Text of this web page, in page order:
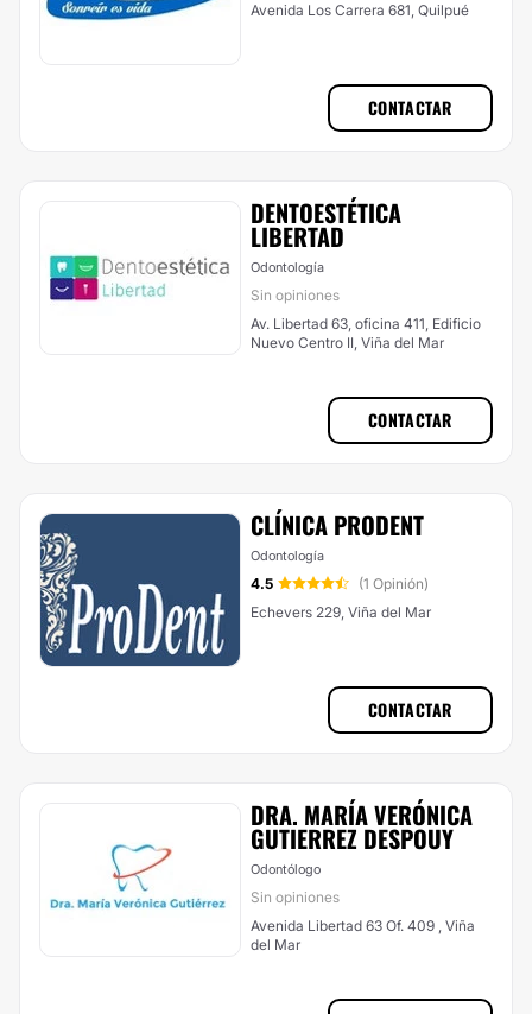
Avenida Los Carrera 681, Quilpué
CONTACTAR
DENTOESTÉTICA
LIBERTAD
Odontología
Sin opiniones
Av. Libertad 63, oficina 411, Edificio
Nuevo Centro II, Viña del Mar
CONTACTAR
CLÍNICA PRODENT
Odontología
4.5
(1 Opinión)
Echevers 229, Viña del Mar
CONTACTAR
DRA. MARÍA VERÓNICA
GUTIERREZ DESPOUY
Odontólogo
Sin opiniones
Avenida Libertad 63 Of. 409 , Viña
del Mar